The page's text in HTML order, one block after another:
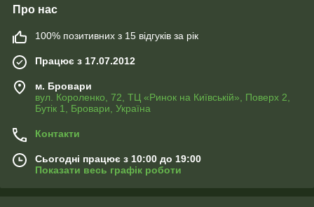
Про нас
100% позитивних з 15 відгуків за рік
Працює з 17.07.2012
м. Бровари
вул. Короленко, 72, ТЦ «Ринок на Київській», Поверх 2,
Бутік 1, Бровари, Україна
Контакти
Сьогодні працює з 10:00 до 19:00
Показати весь графік роботи